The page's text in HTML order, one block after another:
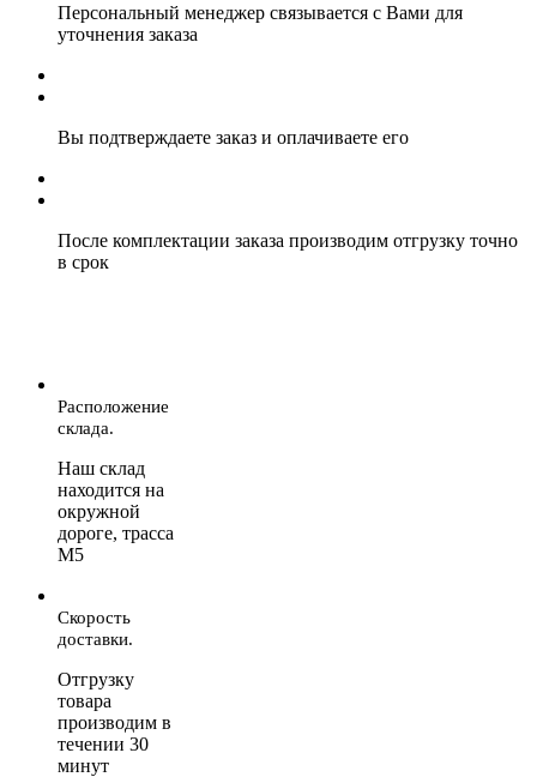
Персональный менеджер связывается с Вами для
уточнения заказа
Вы подтверждаете заказ и оплачиваете его
После комплектации заказа производим отгрузку точно
в срок
Расположение
склада.
Наш склад
находится на
окружной
дороге, трасса
М5
Скорость
доставки.
Отгрузку
товара
производим в
течении 30
минут